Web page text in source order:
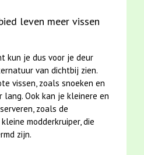
leven meer vissen
kun je dus voor je deur
van dichtbij zien.
vissen, zoals snoeken en
lang. Ook kan je kleinere en
zoals de
modderkruiper, die
zijn.